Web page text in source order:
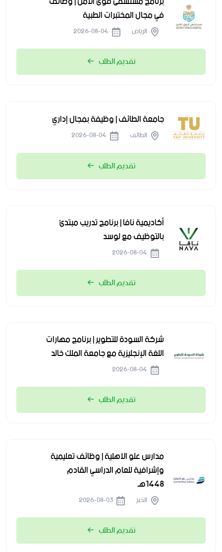
في مجال المختبرات الطبية
الرياض
تقديم الطلب
جامعة الطائف | وظيفة بمجال إداري
الطائف
تقديم الطلب
أكاديمية نافا | برنامج تدريب مبتدئ
بالتوظيف مع لوسد
تقديم الطلب
شركة السودة للتطوير | برنامج مهارات
اللغة الإنجليزية مع جامعة الملك خالد
تقديم الطلب
مدارس علو الأهلية | وظائف تعليمية
وإشرافية للعام الدراسي القادم
1448هـ
الخبر
تقديم الطلب